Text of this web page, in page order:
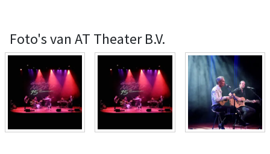
Foto's van AT Theater B.V.